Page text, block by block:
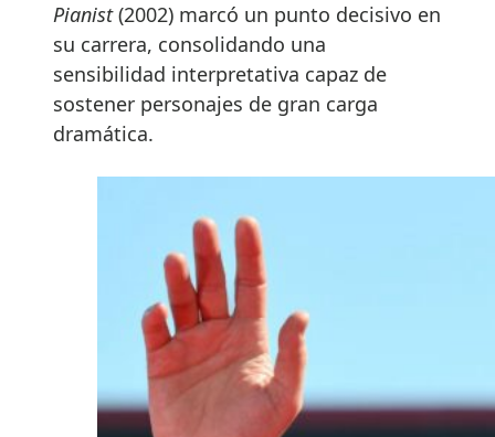
Pianist(2002) marcó un punto decisivo en
su carrera, consolidando una
sensibilidad interpretativa capaz de
sostener personajes de gran carga
dramática.